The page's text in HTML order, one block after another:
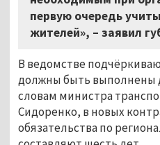
первую очередь
жителей», – заявил
В ведомстве
должны быть выполнены
словам министра
Сидоренко, в новых
обязательства по